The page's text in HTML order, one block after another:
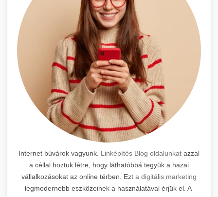
Internet búvárok vagyunk. Linképítés Blog oldalunkat azzal
a céllal hoztuk létre, hogy láthatóbbá tegyük a hazai
vállalkozásokat az online térben. Ezt a digitális marketing
legmodernebb eszközeinek a használatával érjük el. A